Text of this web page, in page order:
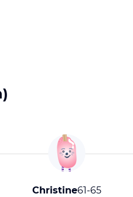
Christine61-65